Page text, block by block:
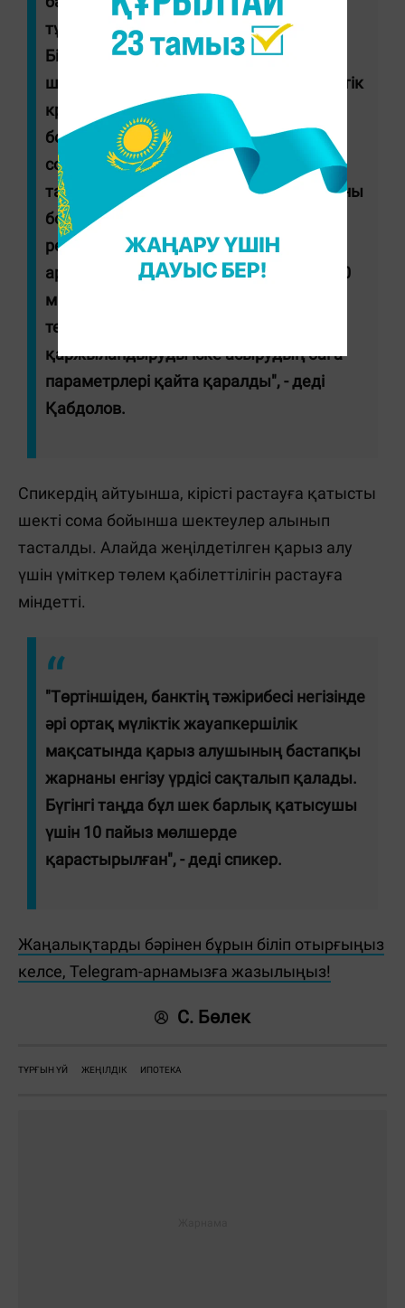
тұжырымдамалық түрде өзгертілді.
Біріншіден, мұндай бағдарлама
шеңберінде әкімдіктер салған әлеуметтік
кредиттік баспана ғана сатып алуға
болады. Екіншіден, қарыздың жоғары
сомасы бойынша шектеулер алынып
тасталды. Ол тұрғын үйдің нақты ауданы
бойынша анықталатын болады. Бұл
ретте, әлеуметтік тұрғын үй сапасын
арттыру үшін бір шаршы метрді
160-240
мың теңге
теңгеге
қаржыландыруды іске асырудың баға
параметрлері қайта қаралды", - деді
Қабдолов.
Спикердің айтуынша, кірісті растауға қатысты
шекті сома бойынша шектеулер алынып
тасталды. Алайда жеңілдетілген қарыз алу
үшін үміткер төлем қабілеттілігін растауға
міндетті.
"Төртіншіден, банктің тәжірибесі негізінде
әрі ортақ мүліктік жауапкершілік
мақсатында қарыз алушының бастапқы
жарнаны енгізу үрдісі сақталып қалады.
Бүгінгі таңда бұл шек барлық қатысушы
үшін 10 пайыз мөлшерде
қарастырылған", - деді спикер.
Жаңалықтарды бәрінен бұрын біліп отырғыңыз
келсе, Telegram-арнамызға жазылыңыз!
С. Бөлек
ТҰРҒЫН ҮЙ ЖЕҢІЛДІК ИПОТЕКА